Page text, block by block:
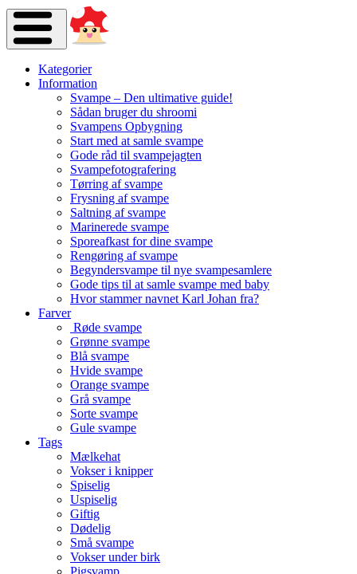
Kategorier
Information
Svampe – Den ultimative guide!
Sådan bruger du shroomi
Svampens Opbygning
Start med at samle svampe
Gode råd til svampejagten
Svampefotografering
Tørring af svampe
Frysning af svampe
Saltning af svampe
Marinerede svampe
Sporeafkast for dine svampe
Rengøring af svampe
Begyndersvampe til nye svampesamlere
Gode tips til at samle svampe med baby
Hvor stammer navnet Karl Johan fra?
Farver
Røde svampe
Grønne svampe
Blå svampe
Hvide svampe
Orange svampe
Grå svampe
Sorte svampe
Gule svampe
Tags
Mælkehat
Vokser i knipper
Spiselig
Uspiselig
Giftig
Dødelig
Små svampe
Vokser under birk
Pigsvamp